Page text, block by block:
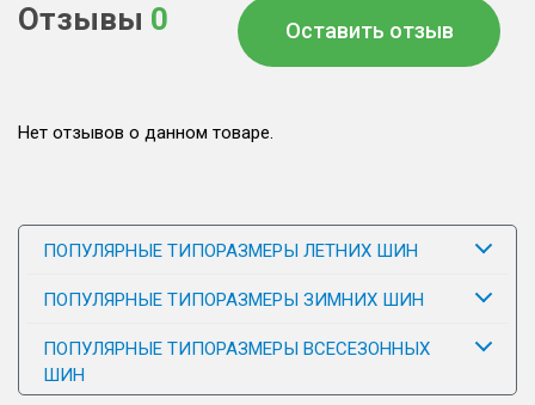
Отзывы 0 Оставить отзыв
Нет отзывов о данном товаре.
ПОПУЛЯРНЫЕ ТИПОРАЗМЕРЫ ЛЕТНИХ ШИН
ПОПУЛЯРНЫЕ ТИПОРАЗМЕРЫ ЗИМНИХ ШИН
ПОПУЛЯРНЫЕ ТИПОРАЗМЕРЫ ВСЕСЕЗОННЫХ
ШИН